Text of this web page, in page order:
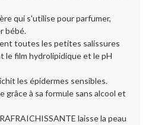
qui s'utilise pour parfumer,
bébé.
toutes les petites salissures
le film hydrolipidique et le pH
les épidermes sensibles.
grâce à sa formule sans alcool et
laisse la peau